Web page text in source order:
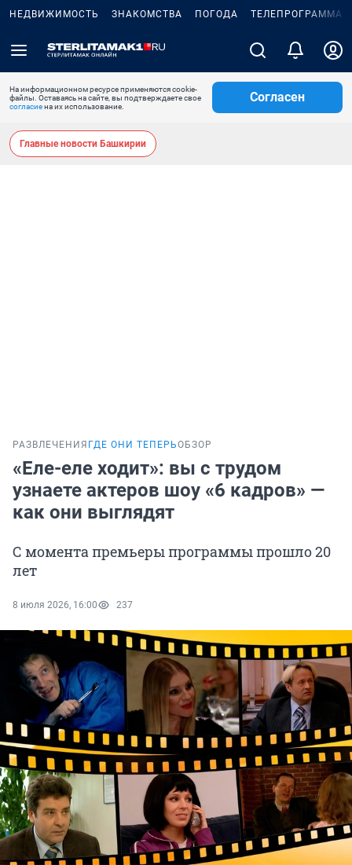
НЕДВИЖИМОСТЬ ЗНАКОМСТВА ПОГОДА ТЕЛЕПРОГРАММА
На информационном ресурсе применяются cookie-
файлы. Оставаясь на сайте, вы подтверждаете свое
согласиена их использование.
Согласен
Главные новости Башкирии
РАЗВЛЕЧЕНИЯ ГДЕ ОНИ ТЕПЕРЬОБЗОР
«Еле-еле ходит»: вы с трудом
узнаете актеров шоу «6 кадров» —
как они выглядят
С момента премьеры программы прошло 20
лет
8 июля 2026, 16:00 237